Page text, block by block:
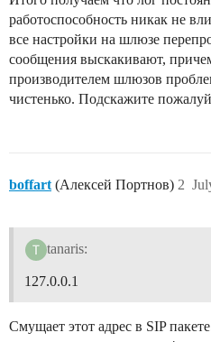
работоспособность никак не
все настройки на шлюзе
сообщения выскакивают,
производителем шлюзов
чистенько. Подскажите
boffart (Алексей Портнов) 2
tanaris:
127.0.0.1
Смущает этот адрес в SIP